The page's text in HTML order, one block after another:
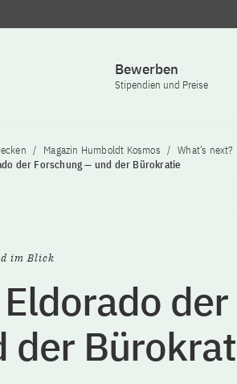
Bewerben
Stipendien und Preise
Magazin Humboldt Kosmos
What’s next?
der Forschung — und der Bürokratie
im Blick
Eldorado
der